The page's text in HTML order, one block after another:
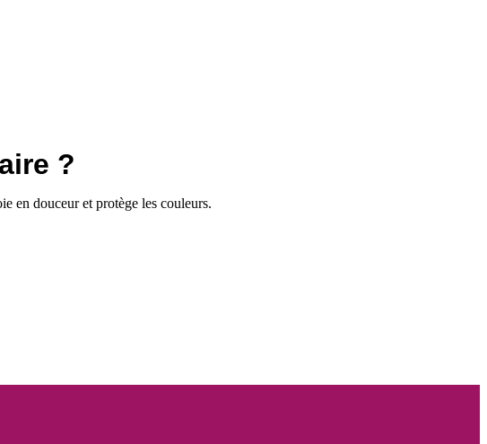
?
en douceur et protège les couleurs.